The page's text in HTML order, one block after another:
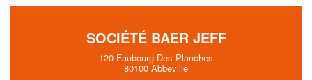
SOCIÉTÉ BAER JEFF
120 Faubourg Des Planches
80100 Abbeville